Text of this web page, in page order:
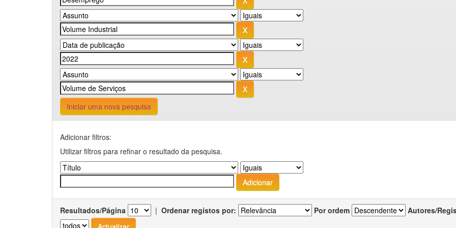
Iniciar uma nova pesquisa
Adicionar filtros:
Utilizar filtros para refinar o resultado da pesquisa.
Resultados/Página | Ordenar registos por: Por ordem Autores/